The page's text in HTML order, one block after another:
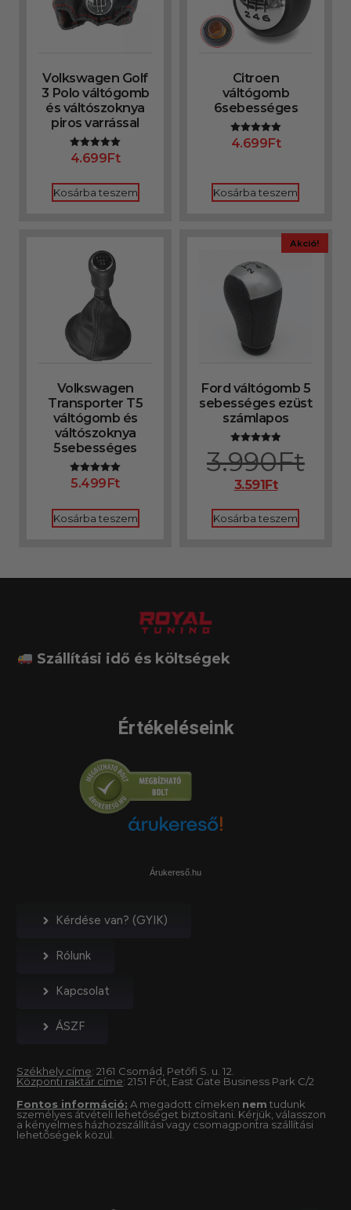
Volkswagen Golf
3 Polo váltógomb
és váltószoknya
piros varrással
Értékelés:
5.00
4.699Ft
Kosárba teszem
Citroen
váltógomb
6sebességes
Értékelés:
5.00
4.699Ft
Kosárba teszem
Volkswagen
Transporter T5
váltógomb és
váltószoknya
5sebességes
Értékelés:
5.00
5.499Ft
Kosárba teszem
Akció!
Ford váltógomb 5
sebességes ezüst
számlapos
Értékelés:
4.90
/ 5
3.990Ft
3.591Ft
Kosárba teszem
Szállítási idő és költségek
Értékeléseink
Árukereső.hu
Kérdése van? (GYIK)
Rólunk
Kapcsolat
ÁSZF
Székhely címe: 2161 Csomád, Petőfi S. u. 12.
Központi raktár címe: 2151 Fót, East Gate Business Park C/2
Fontos információ: A megadott címeken nem tudunk
személyes átvételi lehetőséget biztosítani. Kérjük, válasszon
a kényelmes házhozszállítási vagy csomagpontra szállítási
lehetőségek közül.